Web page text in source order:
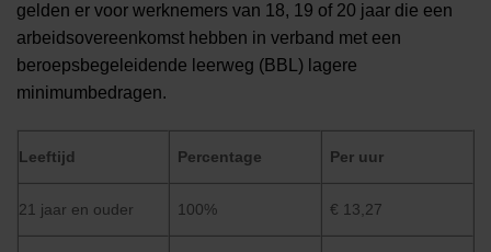
gelden er voor werknemers van 18, 19 of 20 jaar die een
arbeidsovereenkomst hebben in verband met een
beroepsbegeleidende leerweg (BBL) lagere
minimumbedragen.
Leeftijd Percentage Per uur
21 jaar en ouder 100% € 13,27